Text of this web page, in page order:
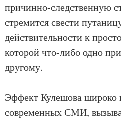
причинно-следственную
стремится свести
действительности к
которой что-либо одно
другому.
Эффект Кулешова широко
современных СМИ,